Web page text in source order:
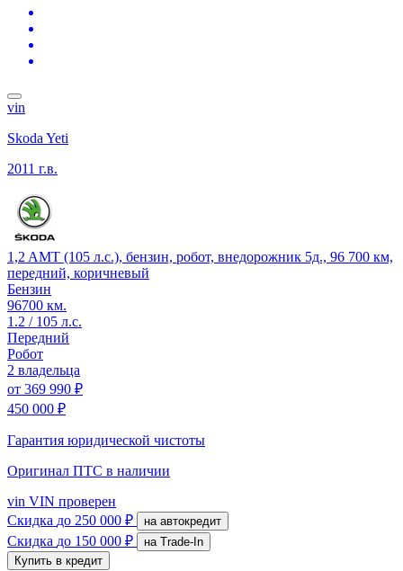
vin
Skoda Yeti
2011 г.в.
1,2 AMT (105 л.с.), бензин, робот, внедорожник 5д., 96 700 км,
передний, коричневый
Бензин
96700 км.
1.2 / 105 л.с.
Передний
Робот
2 владельца
от 369 990 ₽
450 000 ₽
Гарантия юридической чистоты
Оригинал ПТС в наличии
vin VIN проверен
Скидка до 250 000 ₽ на автокредит
Скидка до 150 000 ₽
на Trade-In
Купить в кредит